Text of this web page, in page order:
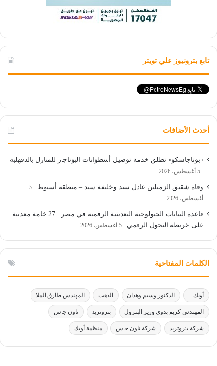
تابع بترونيوز علي تويتر
أحدث الأضافات
«بوتاجاسكو» تطلق خدمة توصيل أسطوانات البوتاجاز للمنازل بالدقهلية
5 أغسطس، 2026
وفاة شقيق الزميلين عادل سيد وخليفة سيد – منطقة أسيوط
5
أغسطس، 2026
قاعدة البيانات الجيولوجية التعدينية الرقمية في مصر.. 27 خامة معدنية
على خريطة التحول الرقمي
5 أغسطس، 2026
الكلمات المفتاحية
أوبك + الدكتور وسيم وهدان الذهب المهندس طارق الملا
المهندس كريم بدوي وزير البترول بتروتريد تاون جاس
شركة بتروتريد شركة تاون جاس منظمة أوبك